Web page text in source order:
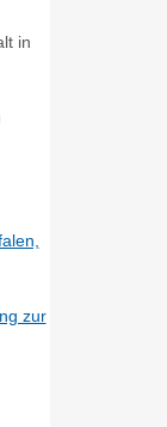
in
zur